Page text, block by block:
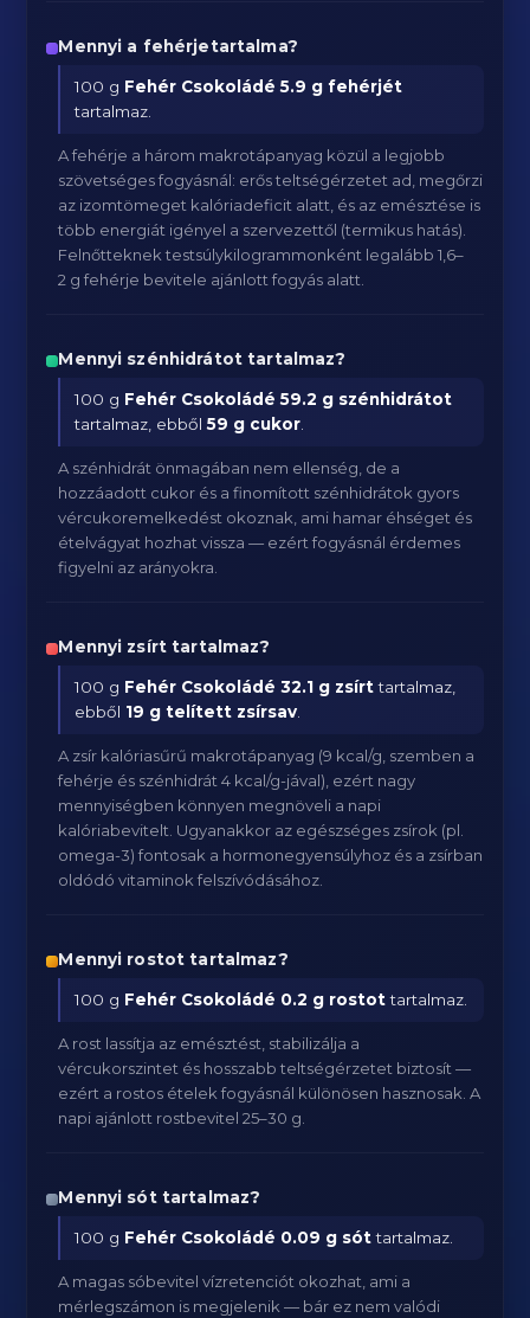
Mennyi a fehérjetartalma?
100 g Fehér Csokoládé 5.9 g fehérjét
tartalmaz.
A fehérje a három makrotápanyag közül a legjobb
szövetséges fogyásnál: erős teltségérzetet ad, megőrzi
az izomtömeget kalóriadeficit alatt, és az emésztése is
több energiát igényel a szervezettől (termikus hatás).
Felnőtteknek testsúlykilogrammonként legalább 1,6–
2 g fehérje bevitele ajánlott fogyás alatt.
Mennyi szénhidrátot tartalmaz?
100 g Fehér Csokoládé 59.2 g szénhidrátot
tartalmaz, ebből59 g cukor
A szénhidrát önmagában nem ellenség, de a
hozzáadott cukor és a finomított szénhidrátok gyors
vércukoremelkedést okoznak, ami hamar éhséget és
ételvágyat hozhat vissza — ezért fogyásnál érdemes
figyelni az arányokra.
Mennyi zsírt tartalmaz?
100 g Fehér Csokoládé 32.1 g zsírttartalmaz,
ebből 19 g telített zsírsav
A zsír kalóriasűrű makrotápanyag (9 kcal/g, szemben a
fehérje és szénhidrát 4 kcal/g-jával), ezért nagy
mennyiségben könnyen megnöveli a napi
kalóriabevitelt. Ugyanakkor az egészséges zsírok (pl.
omega-3) fontosak a hormonegyensúlyhoz és a zsírban
oldódó vitaminok felszívódásához.
Mennyi rostot tartalmaz?
100 g Fehér Csokoládé 0.2 g rostottartalmaz.
A rost lassítja az emésztést, stabilizálja a
vércukorszintet és hosszabb teltségérzetet biztosít —
ezért a rostos ételek fogyásnál különösen hasznosak. A
napi ajánlott rostbevitel 25–30 g.
Mennyi sót tartalmaz?
100 g Fehér Csokoládé 0.09 g sóttartalmaz.
A magas sóbevitel vízretenciót okozhat, ami a
mérlegszámon is megjelenik — bár ez nem valódi